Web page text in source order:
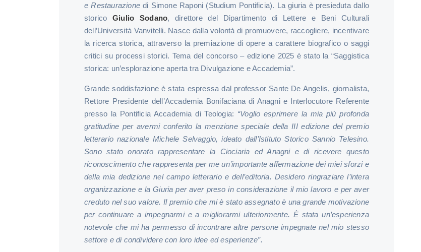
e Restaurazionedi Simone Raponi (Studium Pontificia). La giuria è presieduta dallo
storicoGiulio Sodano, direttore del Dipartimento di Lettere e Beni Culturali
dell’Università Vanvitelli. Nasce dalla volontà di promuovere, raccogliere, incentivare
la ricerca storica, attraverso la premiazione di opere a carattere biografico o saggi
critici su processi storici. Tema del concorso – edizione 2025 è stato la “Saggistica
storica: un’esplorazione aperta tra Divulgazione e Accademia”.
Grande soddisfazione è stata espressa dal professor Sante De Angelis, giornalista,
Rettore Presidente dell’Accademia Bonifaciana di Anagni e Interlocutore Referente
presso la Pontificia Accademia di Teologia: “Voglio esprimere la mia più profonda
gratitudine per avermi conferito la menzione speciale della III edizione del premio
letterario nazionale Michele Selvaggio, ideato dall’Istituto Storico Sannio Telesino.
Sono stato onorato rappresentare la Ciociaria ed Anagni e di ricevere questo
riconoscimento che rappresenta per me un’importante affermazione dei miei sforzi e
della mia dedizione nel campo letterario e dell’editoria. Desidero ringraziare l’intera
organizzazione e la Giuria per aver preso in considerazione il mio lavoro e per aver
creduto nel suo valore. Il premio che mi è stato assegnato è una grande motivazione
per continuare a impegnarmi e a migliorarmi ulteriormente. È stata un’esperienza
notevole che mi ha permesso di incontrare altre persone impegnate nel mio stesso
settore e di condividere con loro idee ed esperienze”.